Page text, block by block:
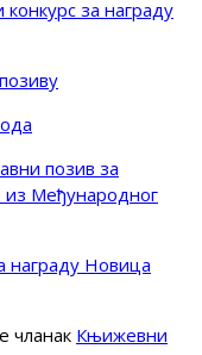
за награду
позив за
Међународног
награду Новица
чланак Књижевни